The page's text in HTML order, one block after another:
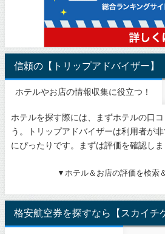
信頼の【トリップアドバイザー】
ホテルやお店の情報収集に役立つ！
ホテルを探す際には、まずホテルの口
う。トリップアドバイザーは利用者が
にぴったりです。まずは評価を確認しま
▼ホテル＆お店の評価を検索
格安航空券を探すなら【スカイチ